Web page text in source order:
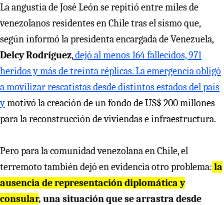
La angustia de José León se repitió entre miles de
venezolanos residentes en Chile tras el sismo que,
según informó la presidenta encargada de Venezuela,
Delcy Rodríguez,dejó al menos 164 fallecidos, 971
heridos y más de treinta réplicas. La emergencia obligó
a movilizar rescatistas desde distintos estados del país
ymotivó la creación de un fondo de US$ 200 millones
para la reconstrucción de viviendas e infraestructura.
Pero para la comunidad venezolana en Chile, el
terremoto también dejó en evidencia otro problema: la
ausencia de representación diplomática y
consular, una situación que se arrastra desde